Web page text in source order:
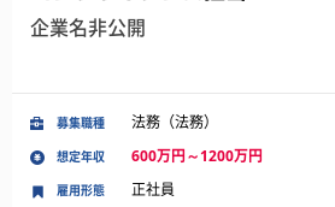
企業名非公開
募集職種 法務（法務）
想定年収 600万円～1200万円
雇用形態 正社員